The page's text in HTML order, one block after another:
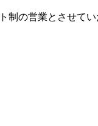
制の営業とさせて